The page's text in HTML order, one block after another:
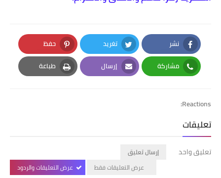
نشر
Facebook
تغريد
Twitter
حفظ
Pinterest
مشاركة
Whatsapp
إرسال
Email
طباعة
Print
Reactions:
تعليقات
تعليق واحد
إرسال تعليق
عرض التعليقات فقط
عرض التعليقات والردود